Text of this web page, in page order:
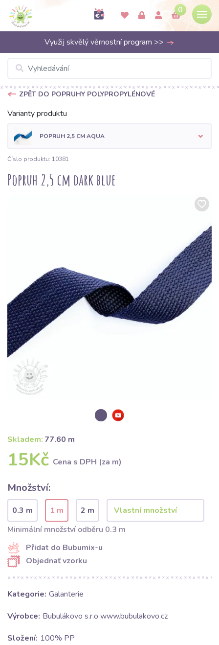
0
Využij skvělý věrnostní program >>
ZPĚT DO POPRUHY POLYPROPYLÉNOVÉ
Varianty produktu
POPRUH 2,5 CM AQUA
Číslo produktu: 10381
Popruh 2,5 cm dark blue
Skladem: 77.60 m
15Kč Cena s DPH (za m)
Množství:
0.3 m 1 m
2 m
Minimální množství odběru 0.3 m
Přidat do Bubumix-u
Objednať vzorku
Kategorie: Galanterie
Výrobce: Bubulákovo s.r.o www.bubulakovo.cz
Složení: 100% PP